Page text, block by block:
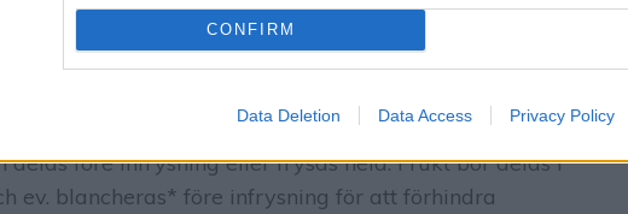
CONFIRM
Data Deletion Data Access Privacy Policy
man frukt och bär längre genom infrysning:Infrysning är ett
frukt och bär. Bär som är små bör
för att inte fastna i varandra. Medan större bär som
delas före infrysning eller frysas hela. Frukt bör delas i
ev. blancheras* före infrysning för att förhindra